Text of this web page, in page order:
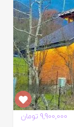
9,900,000 تومان